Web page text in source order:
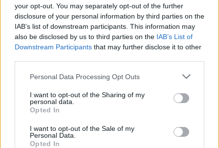
your opt-out. You may separately opt-out of the further
disclosure of your personal information by third parties on the
IAB’s list of downstream participants. This information may
also be disclosed by us to third parties on the IAB’s List of
Downstream Participants that may further disclose it to other
Personal Data Processing Opt Outs
I want to opt-out of the Sharing of my
personal data.
Opted In
I want to opt-out of the Sale of my
Personal Data.
Opted In